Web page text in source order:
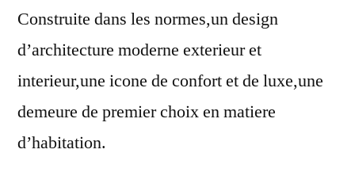
Construite dans les normes,un design
d’architecture moderne exterieur et
interieur,une icone de confort et de luxe,une
demeure de premier choix en matiere
d’habitation.